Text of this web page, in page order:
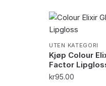
UTEN KATEGORI
Kjøp Colour
Factor
kr95.00